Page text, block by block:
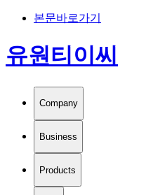
본문바로가기
유원티이씨
Company
Business
Products